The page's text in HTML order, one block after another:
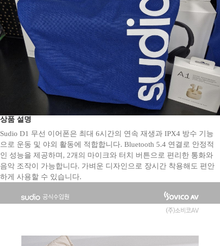
상품 설명
Sudio D1 무선 이어폰은 최대 6시간의 연속 재생과 IPX4 방수 기능
으로 운동 및 야외 활동에 적합합니다. Bluetooth 5.4 연결로 안정적
인 성능을 제공하며, 2개의 마이크와 터치 버튼으로 편리한 통화와
음악 조작이 가능합니다. 가벼운 디자인으로 장시간 착용해도 편안
하게 사용할 수 있습니다.